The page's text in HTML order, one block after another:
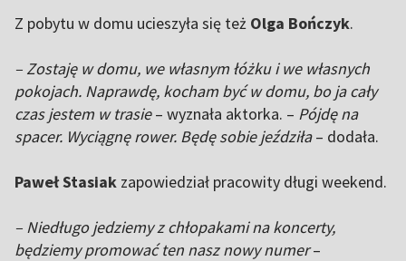
Z pobytu w domu ucieszyła się też Olga Bończyk.
– Zostaję w domu, we własnym łóżku i we własnych
pokojach. Naprawdę, kocham być w domu, bo ja cały
czas jestem w trasie– wyznała aktorka. – Pójdę na
spacer. Wyciągnę rower. Będę sobie jeździła– dodała.
Paweł Stasiak zapowiedział pracowity długi weekend.
– Niedługo jedziemy z chłopakami na koncerty,
będziemy promować ten nasz nowy numer–